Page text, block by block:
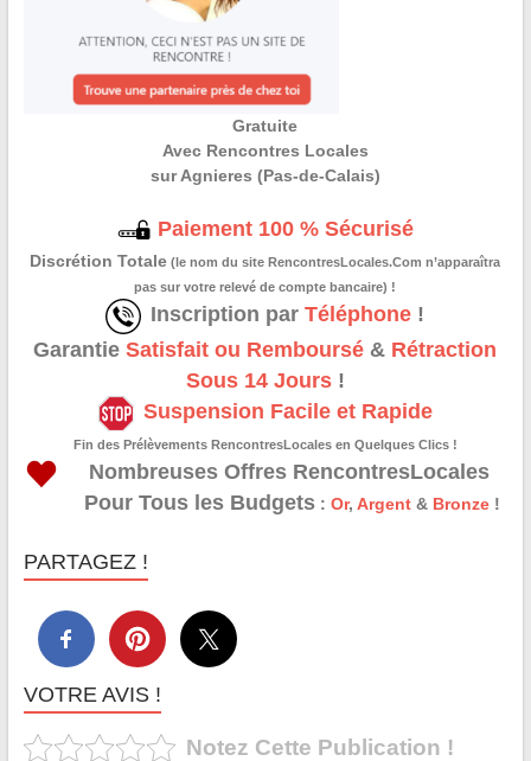
Gratuite
Avec Rencontres Locales
sur Agnieres (Pas-de-Calais)
Paiement 100 % Sécurisé
Discrétion Totale (le nom du site RencontresLocales.Com n’apparaîtra
pas sur votre relevé de compte bancaire) !
Inscription parTéléphone !
GarantieSatisfait ou Remboursé & Rétraction
Sous 14 Jours!
Suspension Facile et Rapide
Fin des Prélèvements RencontresLocales en Quelques Clics !
Nombreuses Offres RencontresLocales
Pour Tous les Budgets: Or, Argent& Bronze!
PARTAGEZ !
VOTRE AVIS !
Notez Cette Publication !